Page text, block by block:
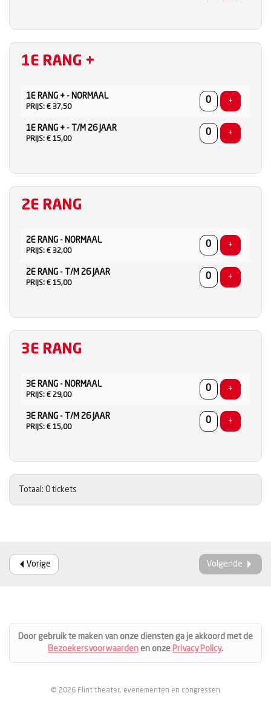
1E RANG +
1E RANG + - NORMAAL
PRIJS: € 37,50
+
1E RANG + - T/M 26 JAAR
PRIJS: € 15,00
+
2E RANG
2E RANG - NORMAAL
PRIJS: € 32,00
+
2E RANG - T/M 26 JAAR
PRIJS: € 15,00
+
3E RANG
3E RANG - NORMAAL
PRIJS: € 29,00
+
3E RANG - T/M 26 JAAR
PRIJS: € 15,00
+
Totaal: 0 tickets
Vorige Volgende
Door gebruik te maken van onze diensten ga je akkoord met de
Bezoekersvoorwaarden en onze Privacy Policy.
© 2026 Flint theater, evenementen en congressen